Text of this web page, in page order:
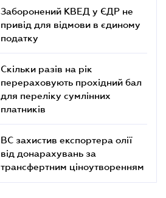
Заборонений КВЕД у ЄДР не
привід для відмови в єдиному
податку
Скільки разів на рік
перераховують прохідний бал
для переліку сумлінних
платників
ВС захистив експортера олії
від донарахувань за
трансфертним ціноутворенням